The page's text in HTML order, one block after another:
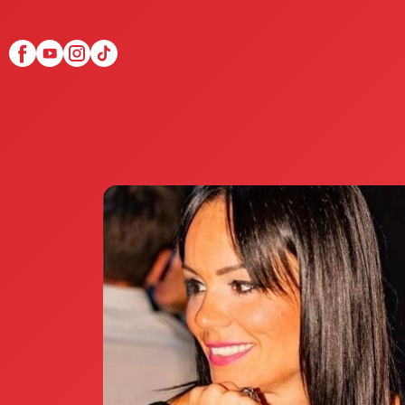
Scopri Club di Più
Le testimonianze Club
La fondatrice Valeria